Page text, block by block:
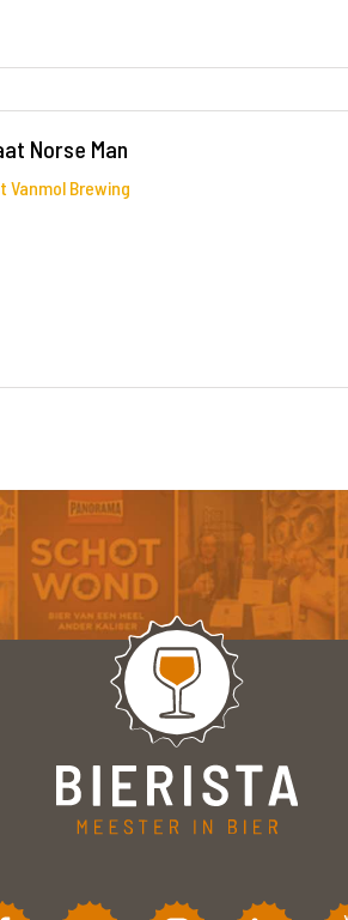
Norse Man
Vanmol Brewing